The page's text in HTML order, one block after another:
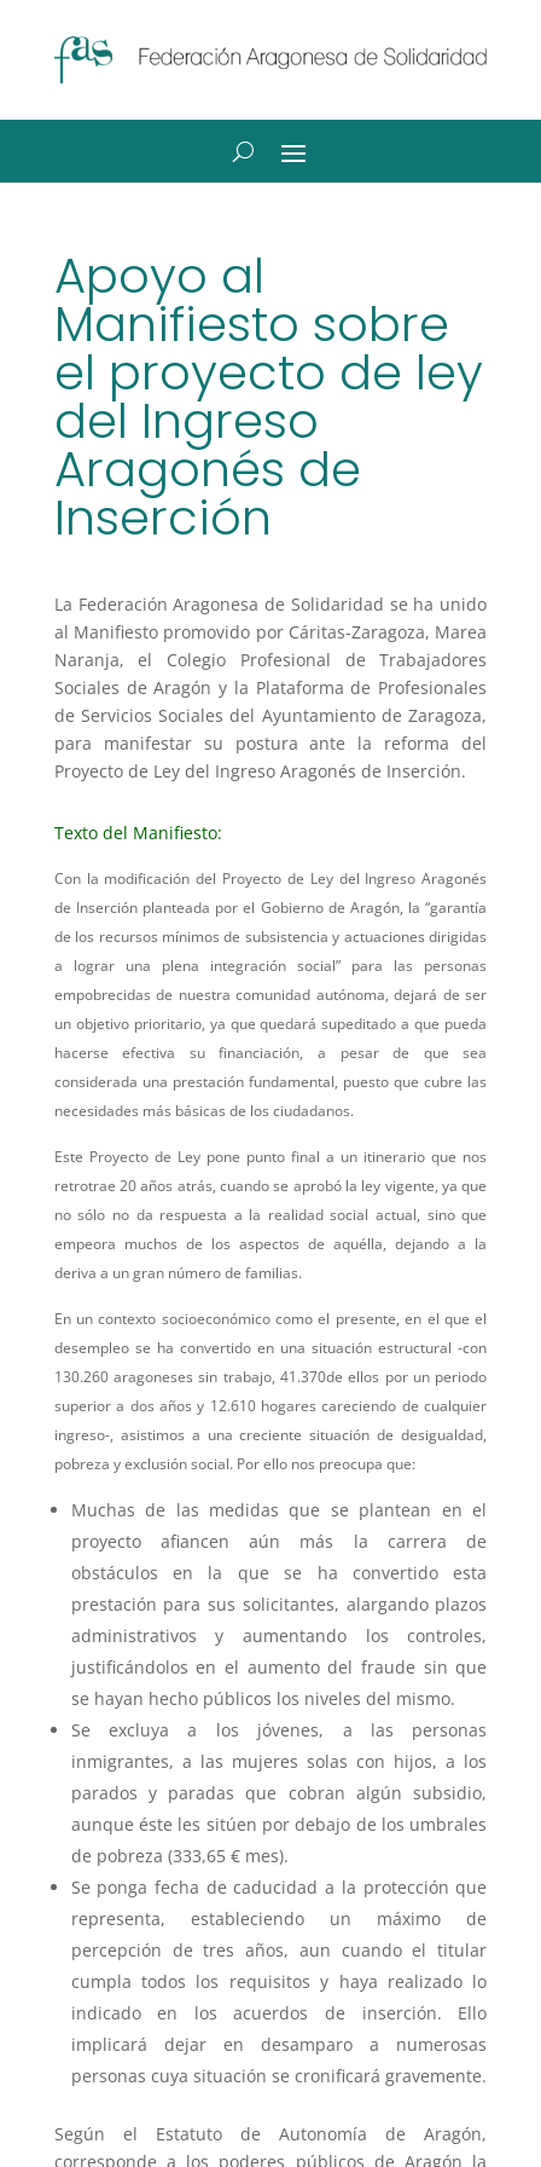
Apoyo al
Manifiesto sobre
el proyecto de ley
del Ingreso
Aragonés de
Inserción
La Federación Aragonesa de Solidaridad se ha unido
al Manifiesto promovido por Cáritas-Zaragoza, Marea
Naranja, el Colegio Profesional de Trabajadores
Sociales de Aragón y la Plataforma de Profesionales
de Servicios Sociales del Ayuntamiento de Zaragoza,
para manifestar su postura ante la reforma del
Proyecto de Ley del Ingreso Aragonés de Inserción.
Texto del Manifiesto:
Con la modificación del Proyecto de Ley del Ingreso Aragonés
de Inserción planteada por el Gobierno de Aragón, la “garantía
de los recursos mínimos de subsistencia y actuaciones dirigidas
a lograr una plena integración social” para las personas
empobrecidas de nuestra comunidad autónoma, dejará de ser
un objetivo prioritario, ya que quedará supeditado a que pueda
hacerse efectiva su financiación, a pesar de que sea
considerada una prestación fundamental, puesto que cubre las
necesidades más básicas de los ciudadanos.
Este Proyecto de Ley pone punto final a un itinerario que nos
retrotrae 20 años atrás, cuando se aprobó la ley vigente, ya que
no sólo no da respuesta a la realidad social actual, sino que
empeora muchos de los aspectos de aquélla, dejando a la
deriva a un gran número de familias.
En un contexto socioeconómico como el presente, en el que el
desempleo se ha convertido en una situación estructural -con
130.260 aragoneses sin trabajo, 41.370de ellos por un periodo
superior a dos años y 12.610 hogares careciendo de cualquier
ingreso-, asistimos a una creciente situación de desigualdad,
pobreza y exclusión social. Por ello nos preocupa que:
Muchas de las medidas que se plantean en el
proyecto afiancen aún más la carrera de
obstáculos en la que se ha convertido esta
prestación para sus solicitantes, alargando plazos
administrativos y aumentando los controles,
justificándolos en el aumento del fraude sin que
se hayan hecho públicos los niveles del mismo.
Se excluya a los jóvenes, a las personas
inmigrantes, a las mujeres solas con hijos, a los
parados y paradas que cobran algún subsidio,
aunque éste les sitúen por debajo de los umbrales
de pobreza (333,65 € mes).
Se ponga fecha de caducidad a la protección que
representa, estableciendo un máximo de
percepción de tres años, aun cuando el titular
cumpla todos los requisitos y haya realizado lo
indicado en los acuerdos de inserción. Ello
implicará dejar en desamparo a numerosas
personas cuya situación se cronificará gravemente.
Según el Estatuto de Autonomía de Aragón,
corresponde a los poderes públicos de Aragón la